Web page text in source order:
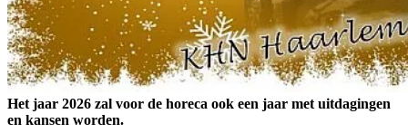
Het jaar 2026 zal voor de horeca ook een jaar met uitdagingen
en kansen worden.